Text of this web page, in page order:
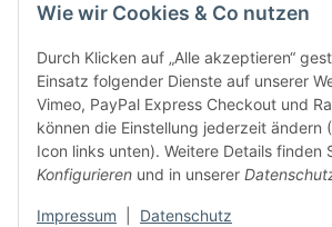
Wie wir Cookies & Co nutzen
Durch Klicken auf „Alle akzeptieren“
Einsatz folgender Dienste auf unserer
Vimeo, PayPal Express Checkout und
können die Einstellung jederzeit ändern
Icon links unten). Weitere Details finden
Konfigurieren und in unserer
Impressum Datenschutz
Gesetzliche Informationen